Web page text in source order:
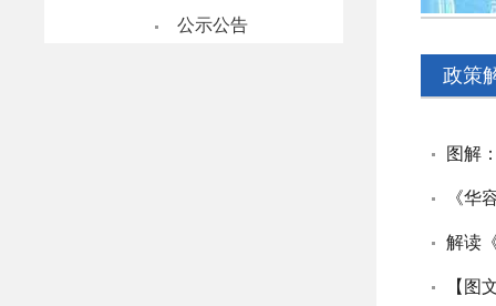
公示公告
政策
图解
《华
解读
【图